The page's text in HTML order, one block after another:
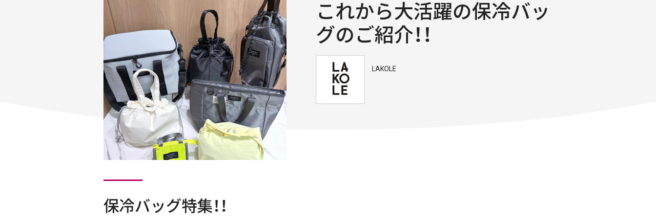
これから大活躍の保冷バッ
グのご紹介！！
LAKOLE
保冷バッグ特集！！